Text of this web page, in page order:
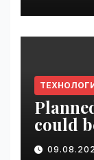
could
climate